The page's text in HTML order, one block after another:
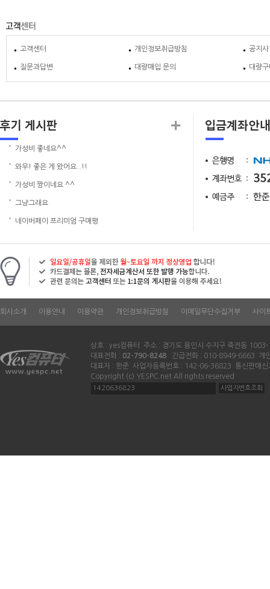
고객센터 개인정보취급방침 공지사
질문과답변 대량매입 문의 대량
가성비 좋네요^^
와우! 좋은 게 왔어요..!!
가성비 짱이네요 ^^
그냥그래요
네이버페이 프리미엄 구매평
회사소개 이용안내 이용약관 개인정보취급방침 이메일무단수집거부 사이
상호 : yes컴퓨터 주소 : 경기도 용인시 수지구 죽전동
대표전화 : 02-790-8248
긴급전화 : 010-8949-6663 개
대표자 : 한준 사업자등록번호 : 142-06-36823 통신판매
Copyright (c) YESPC.net All rights reserved